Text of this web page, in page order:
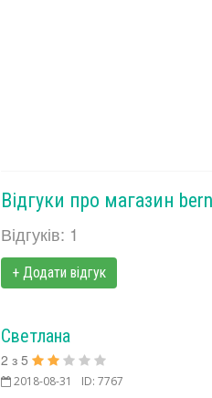
Відгуки про магазин
Відгуків: 1
+ Додати відгук
Светлана
2 з 5
2018-08-31 ID: 7767